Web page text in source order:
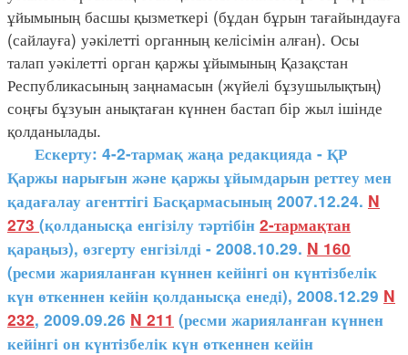
ұйымының басшы қызметкері (бұдан бұрын тағайындауға
(сайлауға) уәкілетті органның келісімін алған). Осы
талап уәкілетті орган қаржы ұйымының Қазақстан
Республикасының заңнамасын (жүйелі бұзушылықтың)
соңғы бұзуын анықтаған күннен бастап бір жыл ішінде
қолданылады.
Ескерту: 4-2-тармақ жаңа редакцияда - ҚР
Қаржы нарығын және қаржы ұйымдарын реттеу мен
қадағалау агенттігі Басқармасының 2007.12.24. N
273 (қолданысқа енгізілу тәртібін 2-тармақтан
қараңыз), өзгерту енгізілді - 2008.10.29. N 160
(ресми жарияланған күннен кейінгі он күнтізбелік
күн өткеннен кейін қолданысқа енеді), 2008.12.29 N
232, 2009.09.26 N 211 (ресми жарияланған күннен
кейінгі он күнтізбелік күн өткеннен кейін